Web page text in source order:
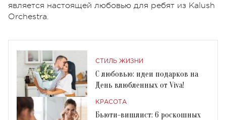
является настоящей любовью для ребят из Kalush
Orchestra.
СТИЛЬ ЖИЗНИ
С любовью: идеи подарков на
День влюбленных от Viva!
КРАСОТА
Бьюти-вишлист: 6 роскошных